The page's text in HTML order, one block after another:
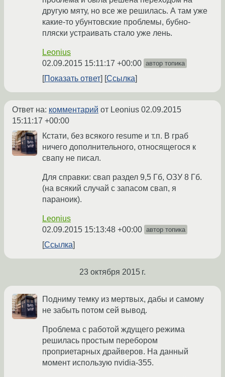
другую мяту, но все же решилась. А там уже
какие-то убунтовские проблемы, бубно-
пляски устраивать стало уже лень.
Leonius
02.09.2015 15:11:17 +00:00 автор топика
Показать ответ Ссылка
Ответ на: комментарий от Leonius 02.09.2015
15:11:17 +00:00
Кстати, без всякого resume и т.п. В граб
ничего дополнительного, относящегося к
свапу не писал.
Для справки: свап раздел 9,5 Гб, ОЗУ 8 Гб.
(на всякий случай с запасом свап, я
параноик).
Leonius
02.09.2015 15:13:48 +00:00 автор топика
Ссылка
23 октября 2015 г.
Подниму темку из мертвых, дабы и самому
не забыть потом сей вывод.
Проблема с работой ждущего режима
решилась простым перебором
проприетарных драйверов. На данный
момент использую nvidia-355.